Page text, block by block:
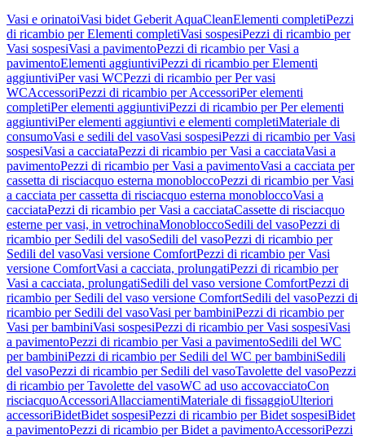
Vasi e orinatoiVasi bidet Geberit AquaCleanElementi completiPezzi
di ricambio per Elementi completiVasi sospesiPezzi di ricambio per
Vasi sospesiVasi a pavimentoPezzi di ricambio per Vasi a
pavimentoElementi aggiuntiviPezzi di ricambio per Elementi
aggiuntiviPer vasi WCPezzi di ricambio per Per vasi
WCAccessoriPezzi di ricambio per AccessoriPer elementi
completiPer elementi aggiuntiviPezzi di ricambio per Per elementi
aggiuntiviPer elementi aggiuntivi e elementi completiMateriale di
consumoVasi e sedili del vasoVasi sospesiPezzi di ricambio per Vasi
sospesiVasi a cacciataPezzi di ricambio per Vasi a cacciataVasi a
pavimentoPezzi di ricambio per Vasi a pavimentoVasi a cacciata per
cassetta di risciacquo esterna monobloccoPezzi di ricambio per Vasi
a cacciata per cassetta di risciacquo esterna monobloccoVasi a
cacciataPezzi di ricambio per Vasi a cacciataCassette di risciacquo
esterne per vasi, in vetrochinaMonobloccoSedili del vasoPezzi di
ricambio per Sedili del vasoSedili del vasoPezzi di ricambio per
Sedili del vasoVasi versione ComfortPezzi di ricambio per Vasi
versione ComfortVasi a cacciata, prolungatiPezzi di ricambio per
Vasi a cacciata, prolungatiSedili del vaso versione ComfortPezzi di
ricambio per Sedili del vaso versione ComfortSedili del vasoPezzi di
ricambio per Sedili del vasoVasi per bambiniPezzi di ricambio per
Vasi per bambiniVasi sospesiPezzi di ricambio per Vasi sospesiVasi
a pavimentoPezzi di ricambio per Vasi a pavimentoSedili del WC
per bambiniPezzi di ricambio per Sedili del WC per bambiniSedili
del vasoPezzi di ricambio per Sedili del vasoTavolette del vasoPezzi
di ricambio per Tavolette del vasoWC ad uso accovacciatoCon
risciacquoAccessoriAllacciamentiMateriale di fissaggioUlteriori
accessoriBidetBidet sospesiPezzi di ricambio per Bidet sospesiBidet
a pavimentoPezzi di ricambio per Bidet a pavimentoAccessoriPezzi